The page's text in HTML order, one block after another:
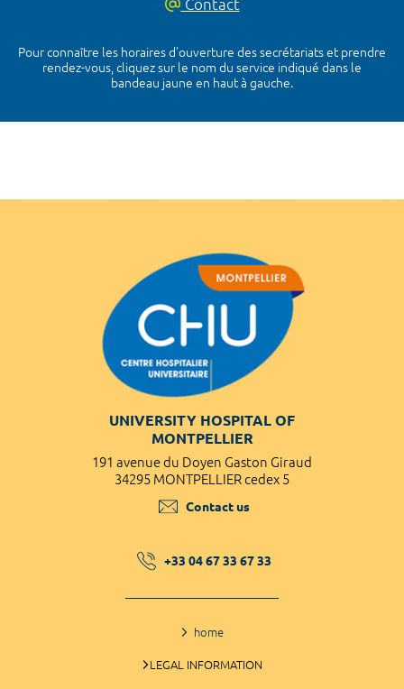
Contact
Pour connaître les horaires d’ouverture des secrétariats et prendre
rendez-vous, cliquez sur le nom du service indiqué dans le
bandeau jaune en haut à gauche.
UNIVERSITY HOSPITAL OF
MONTPELLIER
191 avenue du Doyen Gaston Giraud
34295 MONTPELLIER cedex 5
Contact us
+33 04 67 33 67 33
home
LEGAL INFORMATION